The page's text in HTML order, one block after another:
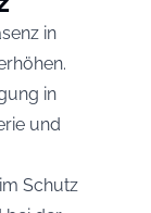
in
in
und
Schutz